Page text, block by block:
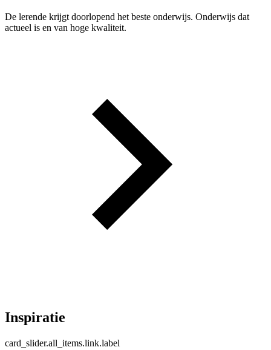
De lerende krijgt doorlopend het beste onderwijs. Onderwijs dat
actueel is en van hoge kwaliteit.
Inspiratie
card_slider.all_items.link.label